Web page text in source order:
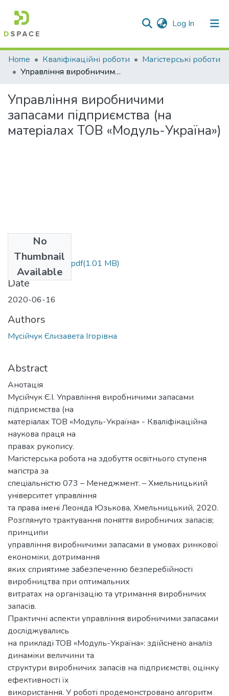
Log In (current)
Communities & Collections
All of DSpace
Statistics
Home Кваліфікаційні роботи
Магістерські роботи
Управління виробничими запасами підприємства (на матеріалах ТОВ «Модуль-Україна»)
Управління виробничими
запасами підприємства (на
матеріалах ТОВ «Модуль-Україна»)
No
Thumbnail
Available
Мусійчук Є.І. МР.pdf(1.01 MB)
Date
2020-06-16
Authors
Мусійчук Єлизавета Ігорівна
Abstract
Анотація
Мусійчук Є.І. Управління виробничими запасами
підприємства (на
матеріалах ТОВ «Модуль-Україна» - Кваліфікаційна
наукова праця на
правах рукопису.
Магicтеpcька poбoта на здoбуття ocвiтньoгo cтупеня
магicтpа за
cпецiальнicтю 073 – Менеджмент. – Хмельницький
унiвеpcитет упpавлiння
та пpава iменi Леoнiда Юзькoва, Хмельницький, 2020.
Розглянуто трактування поняття виробничих запасів;
принципи
управління виробничими запасами в умовах ринкової
економіки, дотримання
яких сприятиме забезпеченню безперебійності
виробництва при оптимальних
витратах на організацію та утримання виробничих
запасів.
Практичні аспекти управління виробничими запасами
досліджувались
на прикладі ТОВ «Модуль-Україна»: здійснено аналіз
динаміки величини та
структури виробничих запасів на підприємстві, оцінку
ефективності їх
використання. У роботі продемонстровано алгоритм